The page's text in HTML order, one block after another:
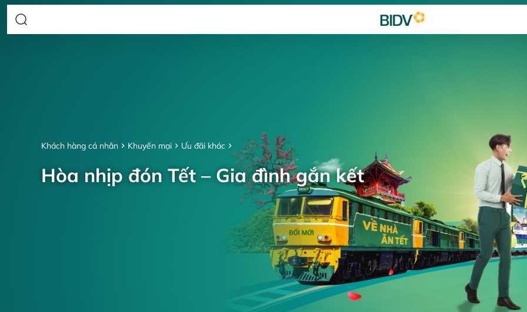
Khách hàng cá nhân Khuyến mại Ưu đãi khác
Hòa nhịp đón Tết – Gia đình gắn kết